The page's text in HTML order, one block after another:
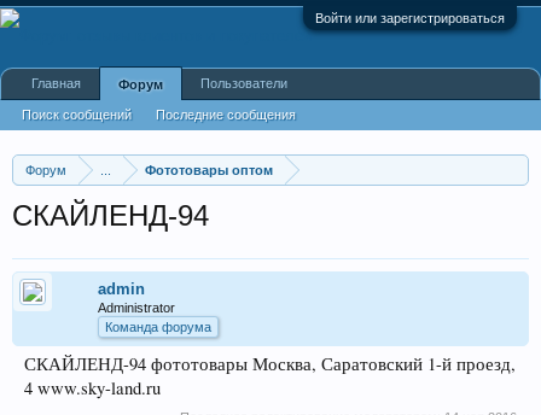
Войти или зарегистрироваться
Форум Фототовары оптом
СКАЙЛЕНД-94
admin
Administrator
Команда форума
СКАЙЛЕНД-94 фототовары Москва, Саратовский 1-й проезд,
4 www.sky-land.ru
Главная Форум
Поиск сообщений Последние сообщения
Пользователи